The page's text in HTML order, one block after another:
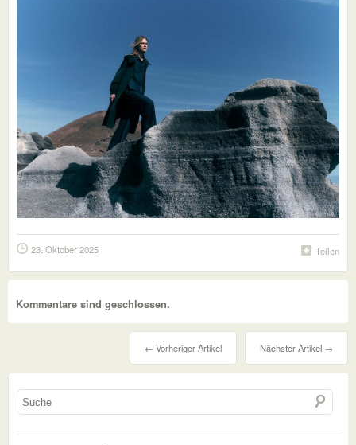
Teilen
23. Oktober 2025
Kommentare sind geschlossen.
Nächster Artikel →
← Vorheriger Artikel